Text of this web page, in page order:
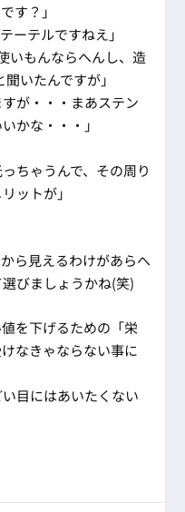
す？」
ーテルですねえ」
いもんならへんし、造
いたんですが」
が・・・まあステン
かな・・・」
ちゃうんで、その周り
ットが」
ら見えるわけがあらへ
びましょうかね(笑)
を下げるための「栄
なきゃならない事に
目にはあいたくない